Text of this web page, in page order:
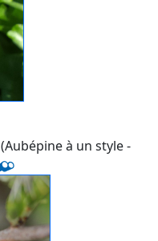
(Aubépine à un style -